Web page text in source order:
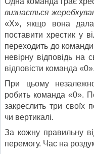
визнається
«Х», якщо вона дала
поставити хрестик у
переходить до
невірну відповідь на
відповісти команда «0».
При цьому
робить команда «0».
закреслить три своїх
чи вертикалі.
За кожну правильну
перемогу. Час на